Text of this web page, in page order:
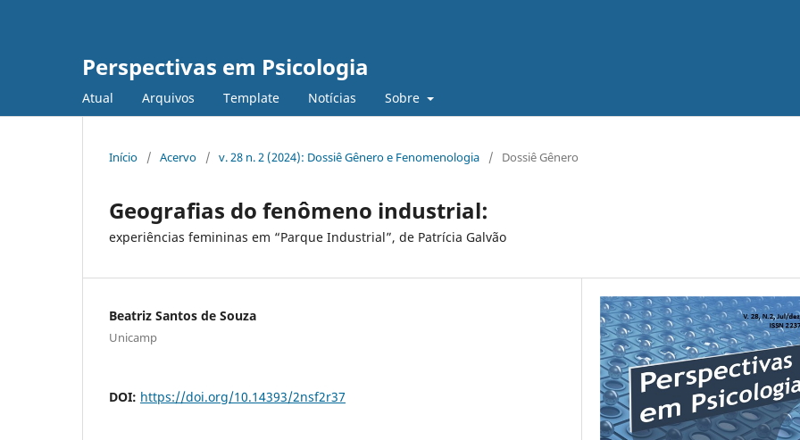
Perspectivas em Psicologia
Atual Arquivos Template Notícias Sobre
Início / Acervo / v. 28 n. 2 (2024): Dossiê Gênero e Fenomenologia / Dossiê Gênero
Geografias do fenômeno industrial:
experiências femininas em “Parque Industrial”, de Patrícia Galvão
Beatriz Santos de Souza
Unicamp
DOI: https://doi.org/10.14393/2nsf2r37